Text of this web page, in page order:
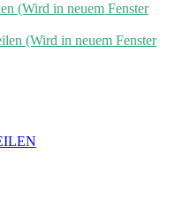
(Wird in neuem Fenster
(Wird in neuem Fenster